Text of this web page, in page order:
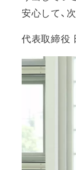
安心して、
代表取締役